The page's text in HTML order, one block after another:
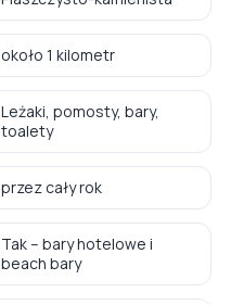
około 1 kilometr
Leżaki, pomosty, bary,
toalety
przez cały rok
Tak – bary hotelowe i
beach bary